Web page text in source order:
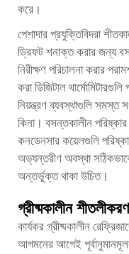
করে।
পেশাদার প্রযুক্তিবিদরা
ড্রিফট শনাক্ত করার জন্য
নিরীক্ষণ পরিচালনা করার
করা ডিজিটাল
নিয়ন্ত্রণ ব্যবস্থাগুলি সমস্ত
কিনা। বসন্তকালীন পরিষ্কার
কনডেনসার কয়েলগুলি
অভ্যন্তরীণ অবস্থা
অন্তর্ভুক্ত থাকা উচিত।
গ্রীষ্মকালীন
কার্যকর গ্রীষ্মকালীন
আগমনের আগেই